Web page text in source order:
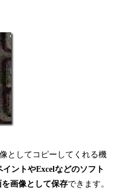
としてコピーしてくれる機
ントやExcelなどのソフト
画像として保存できます。